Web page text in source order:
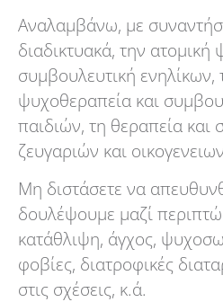
Αναλαμβάνω, με
διαδικτυακά, την
συμβουλευτική ενηλίκων,
ψυχοθεραπεία και
παιδιών, τη θεραπεία και
ζευγαριών και
Μη διστάσετε να
δουλέψουμε μαζί
κατάθλιψη, άγχος,
φοβίες, διατροφικές
στις σχέσεις, κ.ά.